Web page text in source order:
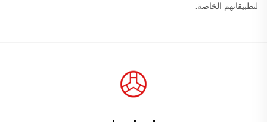
لتطبيقاتهم الخاصة.